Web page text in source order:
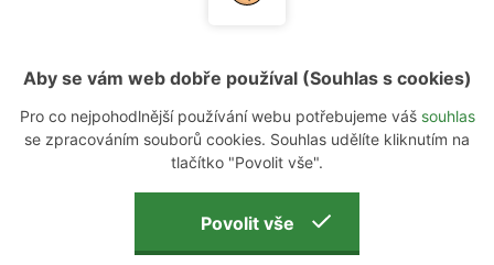
Položení obrusné vrstvy ACO (dříve AB)
0-2m 2
1210,-Kč
2-5m
1050,-Kč
5-10m2
770,-Kč
660,-Kč
550,-Kč
Aby se vám web dobře používal (Souhlas s cookies)
Pro co nejpohodlnější používání webu potřebujeme váš souhlas
se zpracováním souborů cookies. Souhlas udělíte kliknutím na
tlačítko "Povolit vše".